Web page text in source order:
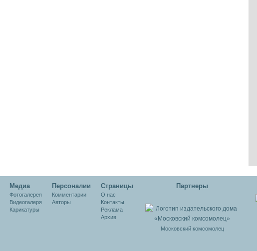
Медиа
Фотогалерея
Видеогалеря
Карикатуры
Персоналии
Комментарии
Авторы
Cтраницы
О нас
Контакты
Реклама
Архив
Партнеры
Московский комсомолец